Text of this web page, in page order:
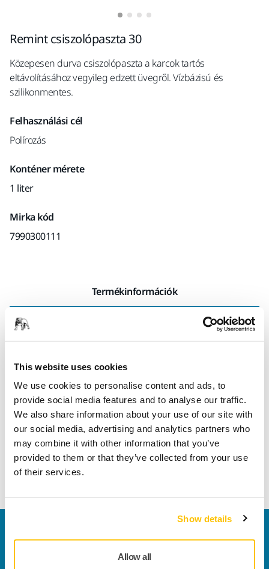
This website uses cookies
We use cookies to personalise content and ads, to
provide social media features and to analyse our traffic.
We also share information about your use of our site with
our social media, advertising and analytics partners who
may combine it with other information that you’ve
provided to them or that they’ve collected from your use
of their services.
Show details
Allow all
Remint csiszolópaszta 30
Közepesen durva csiszolópaszta a karcok tartós
eltávolításához vegyileg edzett üvegről. Vízbázisú és
szilikonmentes.
Felhasználási cél
Polírozás
Konténer mérete
1 liter
Mirka kód
7990300111
Termékinformációk
Letöltések
eltávolításához vegyileg edzett üvegről. Vízbázisú és
szilikonmentes. A Remint#LioxSpecialChar8482#
egyedülálló megoldás, amely lehetővé teszi a karcok tartós
eltávolítását a kémiailag erősített üvegről (azaz az
elektronikai eszközök, például mobiltelefonok, táblagépek,
okosórák stb. kijelzőiben használt üvegekről). A
Remint#LioxSpecialChar8482# csiszolópaszták skálája 10-től
(legdurvább) 50-ig (legfinomabb).
és szakértő Támogató csapatunk